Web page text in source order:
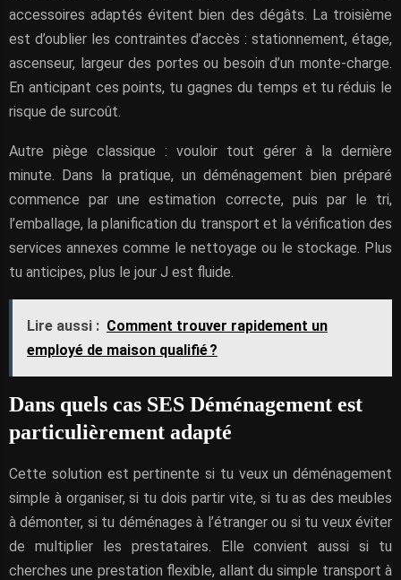
accessoires adaptés évitent bien des dégâts. La troisième
est d’oublier les contraintes d’accès : stationnement, étage,
ascenseur, largeur des portes ou besoin d’un monte-charge.
En anticipant ces points, tu gagnes du temps et tu réduis le
risque de surcoût.
Autre piège classique : vouloir tout gérer à la dernière
minute. Dans la pratique, un déménagement bien préparé
commence par une estimation correcte, puis par le tri,
l’emballage, la planification du transport et la vérification des
services annexes comme le nettoyage ou le stockage. Plus
tu anticipes, plus le jour J est fluide.
Lire aussi : Comment trouver rapidement un
employé de maison qualifié ?
Dans quels cas SES Déménagement est
particulièrement adapté
Cette solution est pertinente si tu veux un déménagement
simple à organiser, si tu dois partir vite, si tu as des meubles
à démonter, si tu déménages à l’étranger ou si tu veux éviter
de multiplier les prestataires. Elle convient aussi si tu
cherches une prestation flexible, allant du simple transport à